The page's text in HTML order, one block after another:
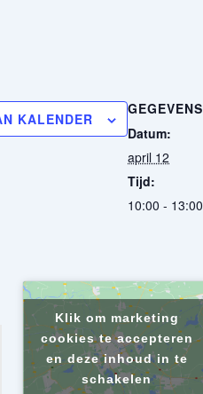
KALENDER
GEGEVENS
Datum:
april 12
Tijd:
10:00 - 13:00
Klik om marketing
cookies te accepteren
en deze inhoud in te
schakelen